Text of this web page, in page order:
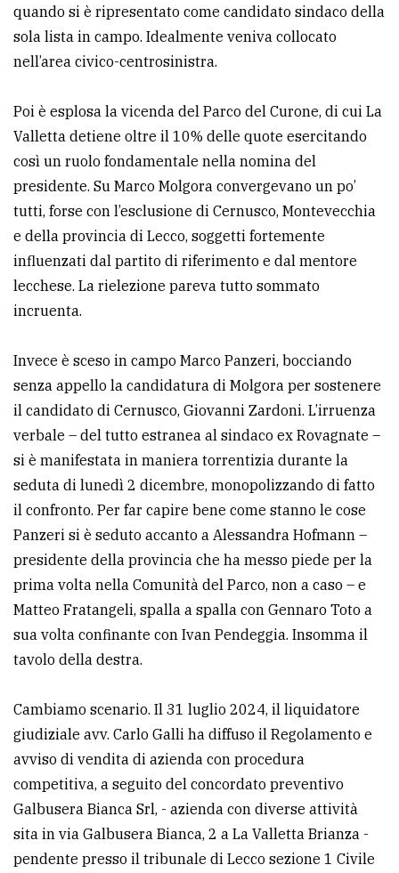
quando si è ripresentato come candidato sindaco della
sola lista in campo. Idealmente veniva collocato
nell’area civico-centrosinistra.
Poi è esplosa la vicenda del Parco del Curone, di cui La
Valletta detiene oltre il 10% delle quote esercitando
così un ruolo fondamentale nella nomina del
presidente. Su Marco Molgora convergevano un po’
tutti, forse con l’esclusione di Cernusco, Montevecchia
e della provincia di Lecco, soggetti fortemente
influenzati dal partito di riferimento e dal mentore
lecchese. La rielezione pareva tutto sommato
incruenta.
Invece è sceso in campo Marco Panzeri, bocciando
senza appello la candidatura di Molgora per sostenere
il candidato di Cernusco, Giovanni Zardoni. L’irruenza
verbale – del tutto estranea al sindaco ex Rovagnate –
si è manifestata in maniera torrentizia durante la
seduta di lunedì 2 dicembre, monopolizzando di fatto
il confronto. Per far capire bene come stanno le cose
Panzeri si è seduto accanto a Alessandra Hofmann –
presidente della provincia che ha messo piede per la
prima volta nella Comunità del Parco, non a caso – e
Matteo Fratangeli, spalla a spalla con Gennaro Toto a
sua volta confinante con Ivan Pendeggia. Insomma il
tavolo della destra.
Cambiamo scenario. Il 31 luglio 2024, il liquidatore
giudiziale avv. Carlo Galli ha diffuso il Regolamento e
avviso di vendita di azienda con procedura
competitiva, a seguito del concordato preventivo
Galbusera Bianca Srl, - azienda con diverse attività
sita in via Galbusera Bianca, 2 a La Valletta Brianza -
pendente presso il tribunale di Lecco sezione 1 Civile